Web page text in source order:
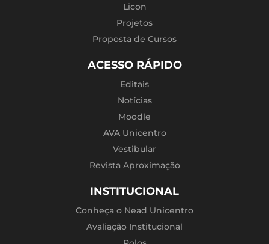
Licon
Projetos
Proposta de Cursos
ACESSO RÁPIDO
Editais
Notícias
Moodle
AVA Unicentro
Vestibular
Revista Aproximação
INSTITUCIONAL
Conheça o Nead Unicentro
Avaliação Institucional